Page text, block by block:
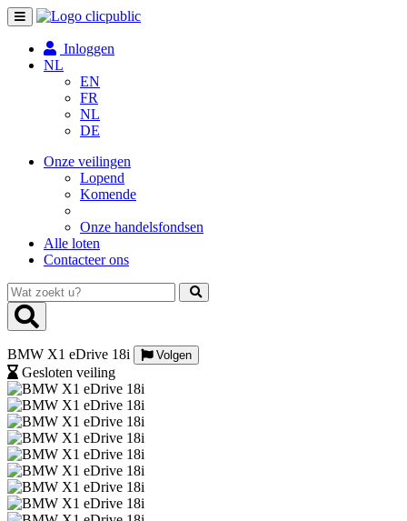
Toggle
navigation
Inloggen
NL
EN
FR
NL
DE
Onze veilingen
Lopend
Komende
Onze handelsfondsen
Alle loten
Contacteer ons
Wat
zoekt
u?
BMW X1 eDrive 18i Volgen
Gesloten veiling